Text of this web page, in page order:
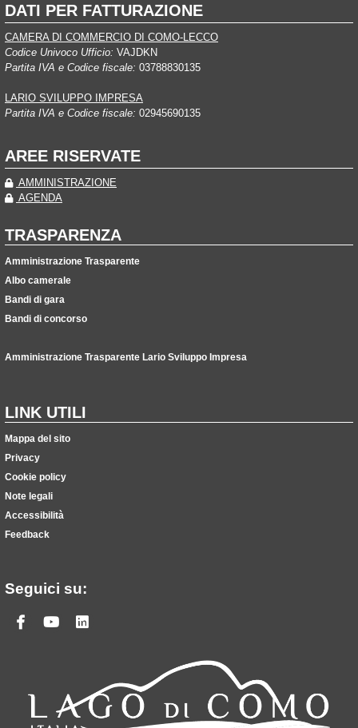
DATI PER FATTURAZIONE
CAMERA DI COMMERCIO DI COMO-LECCO
Codice Univoco Ufficio: VAJDKN
Partita IVA e Codice fiscale: 03788830135
LARIO SVILUPPO IMPRESA
Partita IVA e Codice fiscale: 02945690135
AREE RISERVATE
AMMINISTRAZIONE
AGENDA
TRASPARENZA
Amministrazione Trasparente
Albo camerale
Bandi di gara
Bandi di concorso
Amministrazione Trasparente Lario Sviluppo Impresa
LINK UTILI
Mappa del sito
Privacy
Cookie policy
Note legali
Accessibilità
Feedback
Seguici su:
Facebook
Youtube